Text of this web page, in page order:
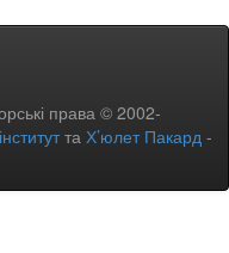
права © 2002-
та Х’юлет Пакард -